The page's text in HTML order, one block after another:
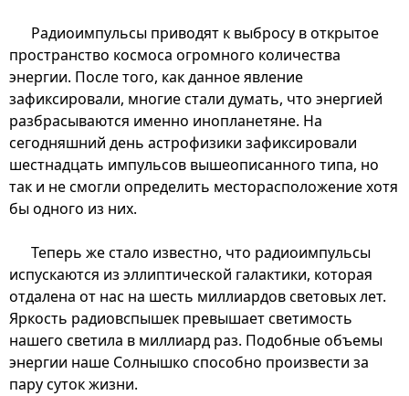
Радиоимпульсы приводят к выбросу в открытое
пространство космоса огромного количества
энергии. После того, как данное явление
зафиксировали, многие стали думать, что энергией
разбрасываются именно инопланетяне. На
сегодняшний день астрофизики зафиксировали
шестнадцать импульсов вышеописанного типа, но
так и не смогли определить месторасположение хотя
бы одного из них.
Теперь же стало известно, что радиоимпульсы
испускаются из эллиптической галактики, которая
отдалена от нас на шесть миллиардов световых лет.
Яркость радиовспышек превышает светимость
нашего светила в миллиард раз. Подобные объемы
энергии наше Солнышко способно произвести за
пару суток жизни.